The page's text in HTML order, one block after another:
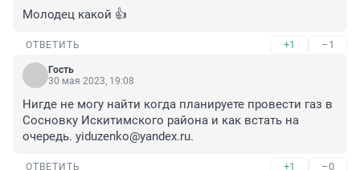
Молодец какой 👍
ОТВЕТИТЬ +1 –1
Гость
30 мая 2023, 19:08
Нигде не могу найти когда планируете провести газ в
Сосновку Искитимского района и как встать на
очередь. yiduzenko@yandex.ru.
ОТВЕТИТЬ +1 –0